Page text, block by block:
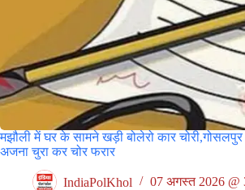
मझौली में घर के सामने खड़ी बोलेरो कार
अजना चुरा कर चोर फरार
IndiaPolKhol 07 अगस्त 2026 @